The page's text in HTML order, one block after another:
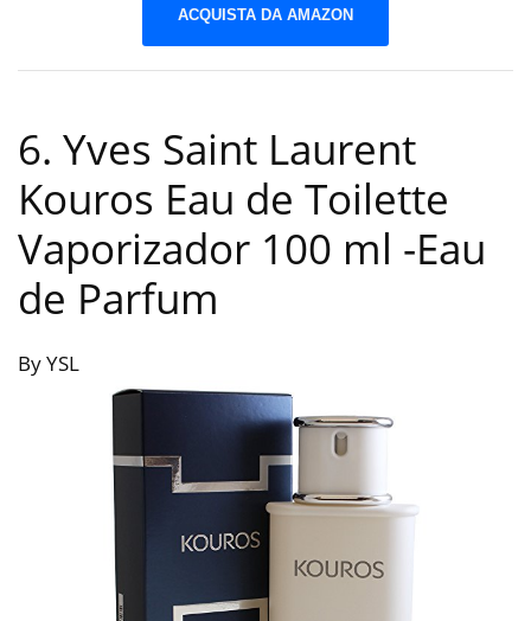
ACQUISTA DA AMAZON
6. Yves Saint Laurent
Kouros Eau de Toilette
Vaporizador 100 ml -Eau
de Parfum
By YSL